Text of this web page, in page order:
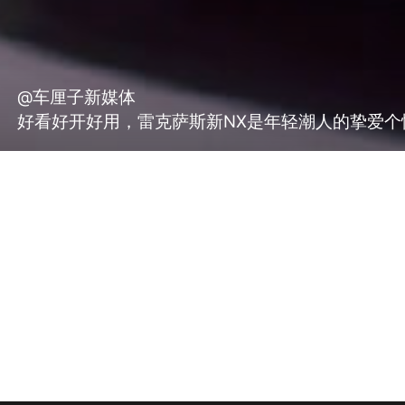
@车厘子新媒体
好看好开好用，雷克萨斯新NX是年轻潮人的挚爱